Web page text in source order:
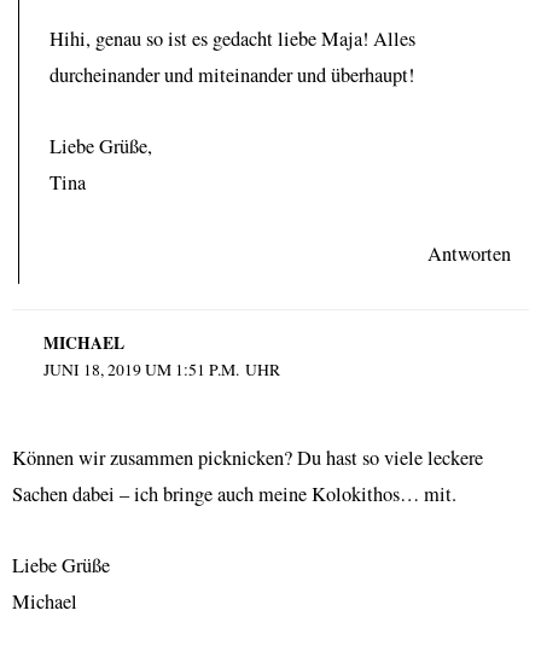
Hihi, genau so ist es gedacht liebe Maja! Alles
durcheinander und miteinander und überhaupt!
Liebe Grüße,
Tina
Antworten
MICHAEL
JUNI 18, 2019 UM 1:51 P.M. UHR
Können wir zusammen picknicken? Du hast so viele leckere
Sachen dabei – ich bringe auch meine Kolokithos… mit.
Liebe Grüße
Michael